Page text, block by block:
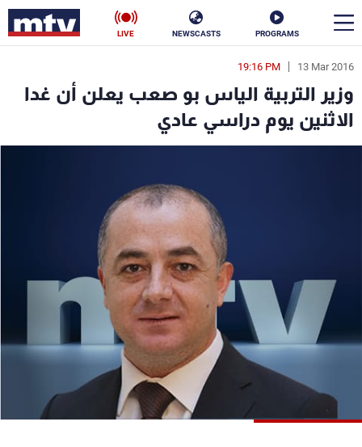
PROGRAMS
NEWSCASTS
LIVE
13 Mar 2016
19:16 PM
وزير التربية الياس بو صعب يعلن أن غدا
الاثنين يوم دراسي عادي
en
الأخبار
سياسة ناس
فن
رياضة
البرامج
جدول البرامج
شاهد البرامج
الترددات